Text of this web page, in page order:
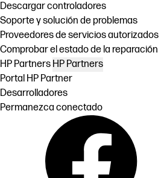
Descargar controladores
Soporte y solución de problemas
Proveedores de servicios autorizados
Comprobar el estado de la reparación
HP Partners HP Partners
Portal HP Partner
Desarrolladores
Permanezca conectado